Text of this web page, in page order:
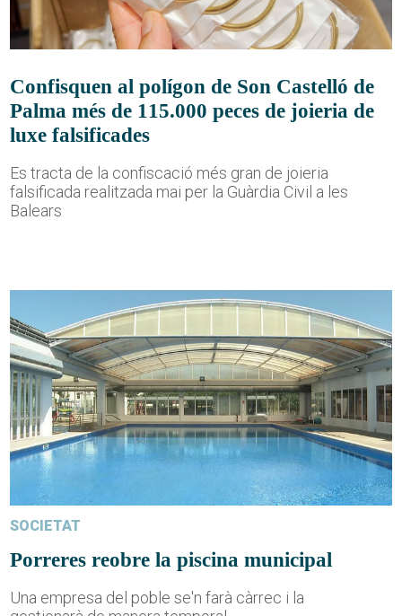
Confisquen al polígon de Son Castelló de
Palma més de 115.000 peces de joieria de
luxe falsificades
Es tracta de la confiscació més gran de joieria
falsificada realitzada mai per la Guàrdia Civil a les
Balears
SOCIETAT
Porreres reobre la piscina municipal
Una empresa del poble se'n farà càrrec i la